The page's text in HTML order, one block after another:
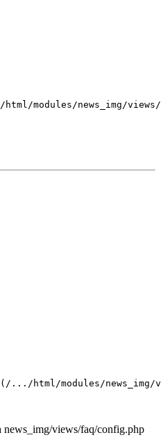
html/modules/
.../html/modules/
news_img/views/faq/config.php